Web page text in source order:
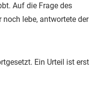
Auf die Frage des
noch lebe, antwortete der
Ein Urteil ist erst